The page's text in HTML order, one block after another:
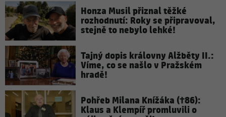
Honza Musil přiznal těžké
rozhodnutí: Roky se připravoval,
stejně to nebylo lehké!
Tajný dopis královny Alžběty II.:
Víme, co se našlo v Pražském
hradě!
Pohřeb Milana Knížáka (†86):
Klaus a Klempíř promluvili o